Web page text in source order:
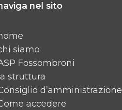
nel sito
siamo
Fossombroni
struttura
d’amministrazione
accedere